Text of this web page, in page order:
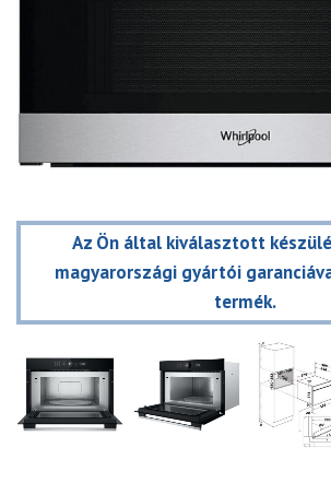
Az Ön által kiválasztott
magyarországi gyártói
termék.